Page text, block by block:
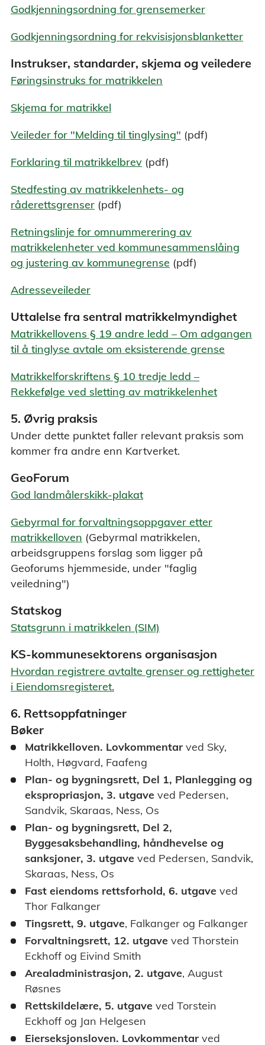
Godkjenningsordning for grensemerker
Godkjenningsordning for rekvisisjonsblanketter
Instrukser, standarder, skjema og veiledere
Føringsinstruks for matrikkelen
Skjema for matrikkel
Veileder for "Melding til tinglysing" (pdf)
Forklaring til matrikkelbrev (pdf)
Stedfesting av matrikkelenhets- og
råderettsgrenser (pdf)
Retningslinje for omnummerering av
matrikkelenheter ved kommunesammenslåing
og justering av kommunegrense (pdf)
Adresseveileder
Uttalelse fra sentral matrikkelmyndighet
Matrikkellovens § 19 andre ledd – Om adgangen
til å tinglyse avtale om eksisterende grense
Matrikkelforskriftens § 10 tredje ledd –
Rekkefølge ved sletting av matrikkelenhet
5. Øvrig praksis
Under dette punktet faller relevant praksis som
kommer fra andre enn Kartverket.
GeoForum
God landmålerskikk-plakat
Gebyrmal for forvaltningsoppgaver etter
matrikkelloven (Gebyrmal matrikkelen,
arbeidsgruppens forslag som ligger på
Geoforums hjemmeside, under "faglig
veiledning")
Statskog
Statsgrunn i matrikkelen (SIM)
KS-kommunesektorens organisasjon
Hvordan registrere avtalte grenser og rettigheter
i Eiendomsregisteret.
6. Rettsoppfatninger
Bøker
Matrikkelloven. Lovkommentar ved Sky,
Holth, Høgvard, Faafeng
Plan- og bygningsrett, Del 1, Planlegging og
ekspropriasjon, 3. utgave ved Pedersen,
Sandvik, Skaraas, Ness, Os
Plan- og bygningsrett, Del 2,
Byggesaksbehandling, håndhevelse og
sanksjoner, 3. utgave ved Pedersen, Sandvik,
Skaraas, Ness, Os
Fast eiendoms rettsforhold, 6. utgave ved
Thor Falkanger
Tingsrett, 9. utgave, Falkanger og Falkanger
Forvaltningsrett, 12. utgave ved Thorstein
Eckhoff og Eivind Smith
Arealadministrasjon, 2. utgave, August
Røsnes
Rettskildelære, 5. utgave ved Torstein
Eckhoff og Jan Helgesen
Eierseksjonsloven. Lovkommentar ved